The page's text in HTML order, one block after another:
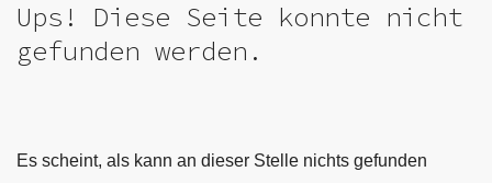
Ups! Diese Seite konnte nicht
gefunden werden.
Es scheint, als kann an dieser Stelle nichts gefunden